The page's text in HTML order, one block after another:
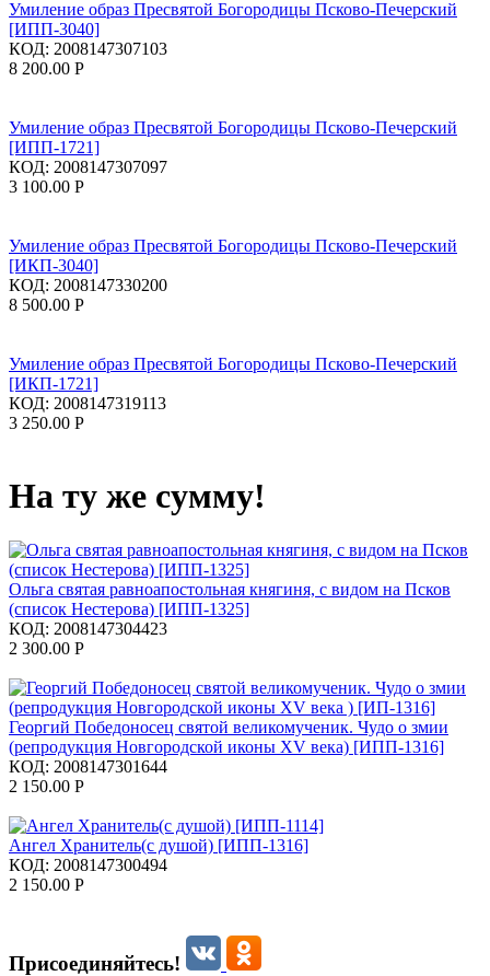
Умиление образ Пресвятой Богородицы Псково-Печерский
[ИПП-3040]
КОД: 2008147307103
8 200.00 Р
Умиление образ Пресвятой Богородицы Псково-Печерский
[ИПП-1721]
КОД: 2008147307097
3 100.00 Р
Умиление образ Пресвятой Богородицы Псково-Печерский
[ИКП-3040]
КОД: 2008147330200
8 500.00 Р
Умиление образ Пресвятой Богородицы Псково-Печерский
[ИКП-1721]
КОД: 2008147319113
3 250.00 Р
На ту же сумму!
Ольга святая равноапостольная княгиня, с видом на Псков
(список Нестерова) [ИПП-1325]
КОД: 2008147304423
2 300.00 Р
Георгий Победоносец святой великомученик. Чудо о змии
(репродукция Новгородской иконы XV века) [ИПП-1316]
КОД: 2008147301644
2 150.00 Р
Ангел Хранитель(с душой) [ИПП-1316]
КОД: 2008147300494
2 150.00 Р
Присоединяйтесь!